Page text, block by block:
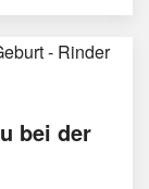
bei der